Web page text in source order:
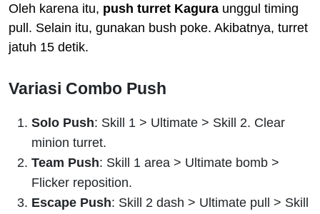
Oleh karena itu, push turret Kagura unggul timing
pull. Selain itu, gunakan bush poke. Akibatnya, turret
jatuh 15 detik.
Variasi Combo Push
Solo Push: Skill 1 > Ultimate > Skill 2. Clear
minion turret.
Team Push: Skill 1 area > Ultimate bomb >
Flicker reposition.
Escape Push: Skill 2 dash > Ultimate pull > Skill